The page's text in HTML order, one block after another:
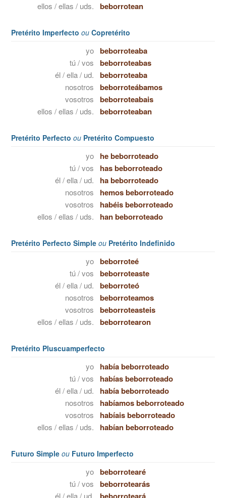
ellos / ellas / uds. beborrotean
Pretérito Imperfecto ou Copretérito
yo beborroteaba
tú / vos beborroteabas
él / ella / ud. beborroteaba
nosotros beborroteábamos
vosotros beborroteabais
ellos / ellas / uds. beborroteaban
Pretérito Perfecto ou Pretérito Compuesto
yo he beborroteado
tú / vos has beborroteado
él / ella / ud. ha beborroteado
nosotros hemos beborroteado
vosotros habéis beborroteado
ellos / ellas / uds. han beborroteado
Pretérito Perfecto Simple ou Pretérito Indefinido
yo beborroteé
tú / vos beborroteaste
él / ella / ud. beborroteó
nosotros beborroteamos
vosotros beborroteasteis
ellos / ellas / uds. beborrotearon
Pretérito Pluscuamperfecto
yo había beborroteado
tú / vos habías beborroteado
él / ella / ud. había beborroteado
nosotros habíamos beborroteado
vosotros habíais beborroteado
ellos / ellas / uds. habían beborroteado
Futuro Simple ou Futuro Imperfecto
yo beborrotearé
tú / vos beborrotearás
él / ella / ud.